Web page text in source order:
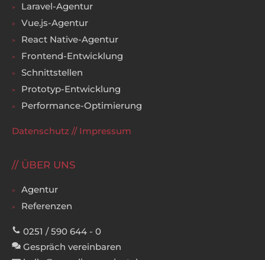
Laravel-Agentur
Vue.js-Agentur
React Native-Agentur
Frontend-Entwicklung
Schnittstellen
Prototyp-Entwicklung
Performance-Optimierung
Datenschutz // Impressum
ÜBER UNS
Agentur
Referenzen
0251 / 590 644 - 0
Gespräch vereinbaren